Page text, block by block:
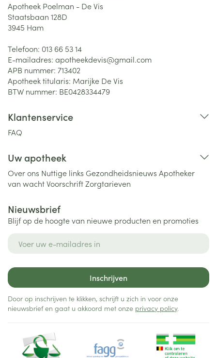
Apotheek Poelman - De Vis
Staatsbaan 128D
3945 Ham
Telefoon: 013 66 53 14
E-mailadres: apotheekdevis@gmail.com
APB nummer: 713402
Apotheek titularis: Marijke De Vis
BTW nummer: BE0428334479
Klantenservice
FAQ
Uw apotheek
Over ons Nuttige links Gezondheidsnieuws Apotheker
van wachtVoorschriftZorgtarieven
Nieuwsbrief
Blijf op de hoogte van nieuwe producten en promoties
Inschrijven
Door op inschrijven te klikken, schrijft u zich in voor onze
nieuwsbrief en gaat u akkoord met onze privacy policy.